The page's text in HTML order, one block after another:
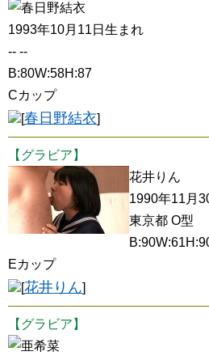
春日野結衣
1993年10月11日生まれ
-- --
B:80W:58H:87
Cカップ
[春日野結衣]
【グラビア】
花井りん
1990年11月
東京都 O型
Eカップ
[花井りん]
【グラビア】
亜希菜